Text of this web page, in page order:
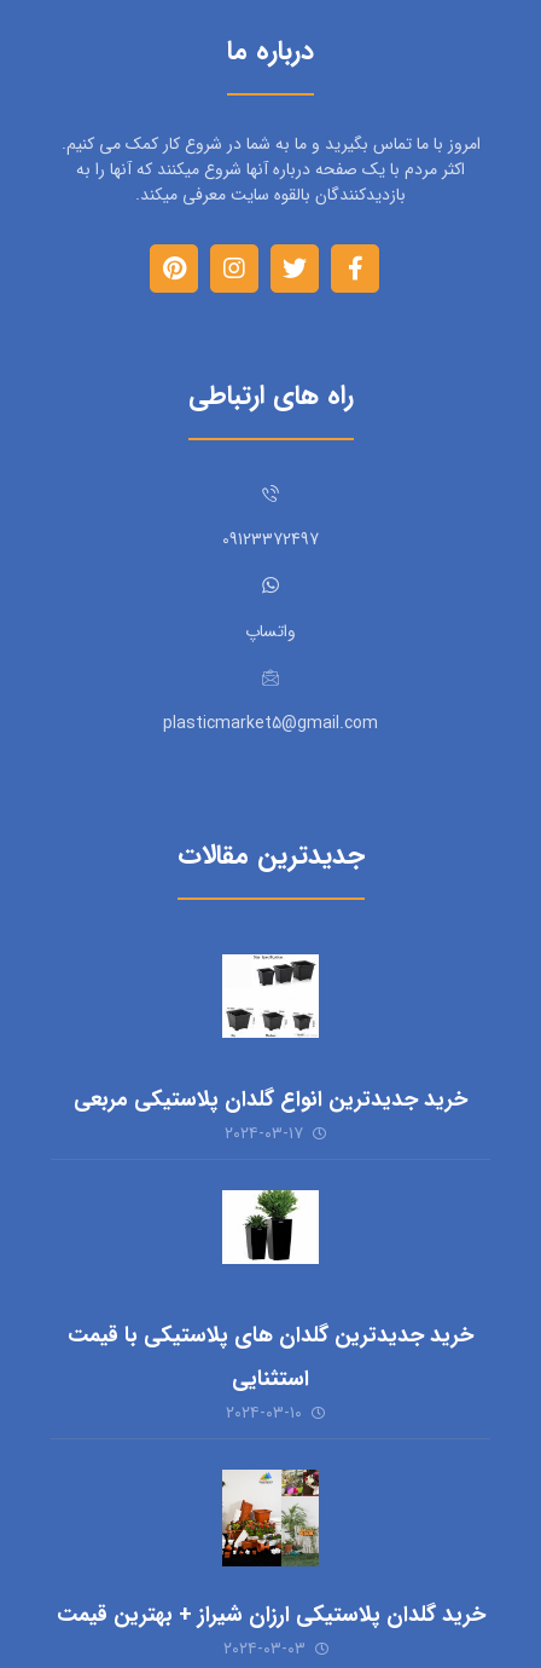
درباره ما
امروز با ما تماس بگیرید و ما به شما در شروع کار کمک می کنیم.
اکثر مردم با یک صفحه درباره آنها شروع میکنند که آنها را به
بازدیدکنندگان بالقوه سایت معرفی میکند.
راه های ارتباطی
09123372497
واتساپ
plasticmarket5@gmail.com
جدیدترین مقالات
خرید جدیدترین انواع گلدان پلاستیکی مربعی
۲۰۲۴-۰۳-۱۷
خرید جدیدترین گلدان های پلاستیکی با قیمت
استثنایی
۲۰۲۴-۰۳-۱۰
خرید گلدان پلاستیکی ارزان شیراز + بهترین قیمت
۲۰۲۴-۰۳-۰۳